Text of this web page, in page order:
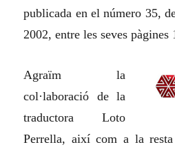
publicada en el número 35,
2002, entre les seves pàgines
Agraïm la
col·laboració de la
traductora Loto
Perrella, així com a la resta